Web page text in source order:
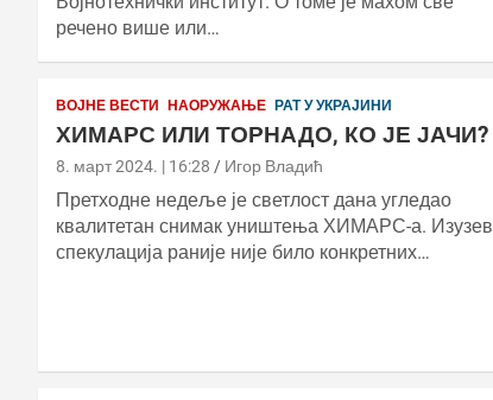
речено више или…
ВОЈНЕ ВЕСТИ НАОРУЖАЊЕ РАТ У УКРАЈИНИ
ХИМАРС ИЛИ ТОРНАДО, КО ЈЕ ЈАЧИ?
8. март 2024. | 16:28 Игор Владић
Претходне недеље је светлост дана угледао
квалитетан снимак уништења ХИМАРС-а. Изузев
спекулација раније није било конкретних…